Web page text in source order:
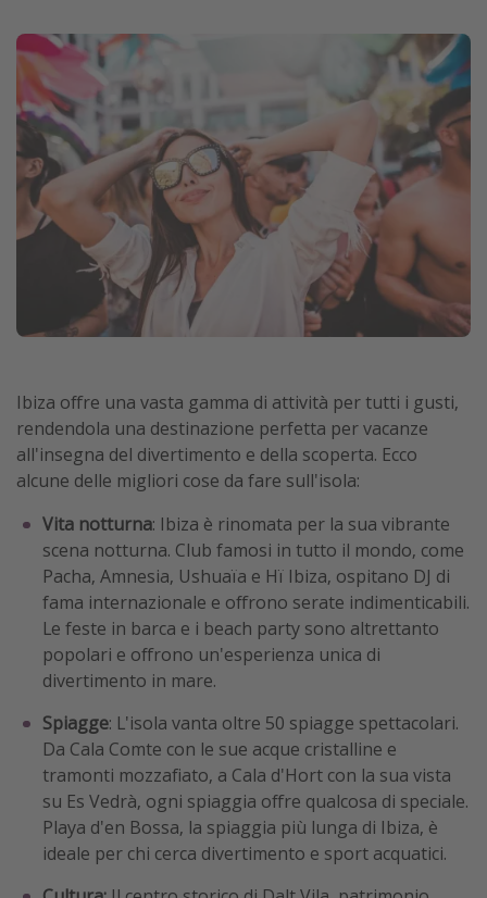
Ibiza offre una vasta gamma di attività per tutti i gusti,
rendendola una destinazione perfetta per vacanze
all'insegna del divertimento e della scoperta. Ecco
alcune delle migliori cose da fare sull'isola:
Vita notturna: Ibiza è rinomata per la sua vibrante
scena notturna. Club famosi in tutto il mondo, come
Pacha, Amnesia, Ushuaïa e Hï Ibiza, ospitano DJ di
fama internazionale e offrono serate indimenticabili.
Le feste in barca e i beach party sono altrettanto
popolari e offrono un'esperienza unica di
divertimento in mare.
Spiagge: L'isola vanta oltre 50 spiagge spettacolari.
Da Cala Comte con le sue acque cristalline e
tramonti mozzafiato, a Cala d'Hort con la sua vista
su Es Vedrà, ogni spiaggia offre qualcosa di speciale.
Playa d'en Bossa, la spiaggia più lunga di Ibiza, è
ideale per chi cerca divertimento e sport acquatici.